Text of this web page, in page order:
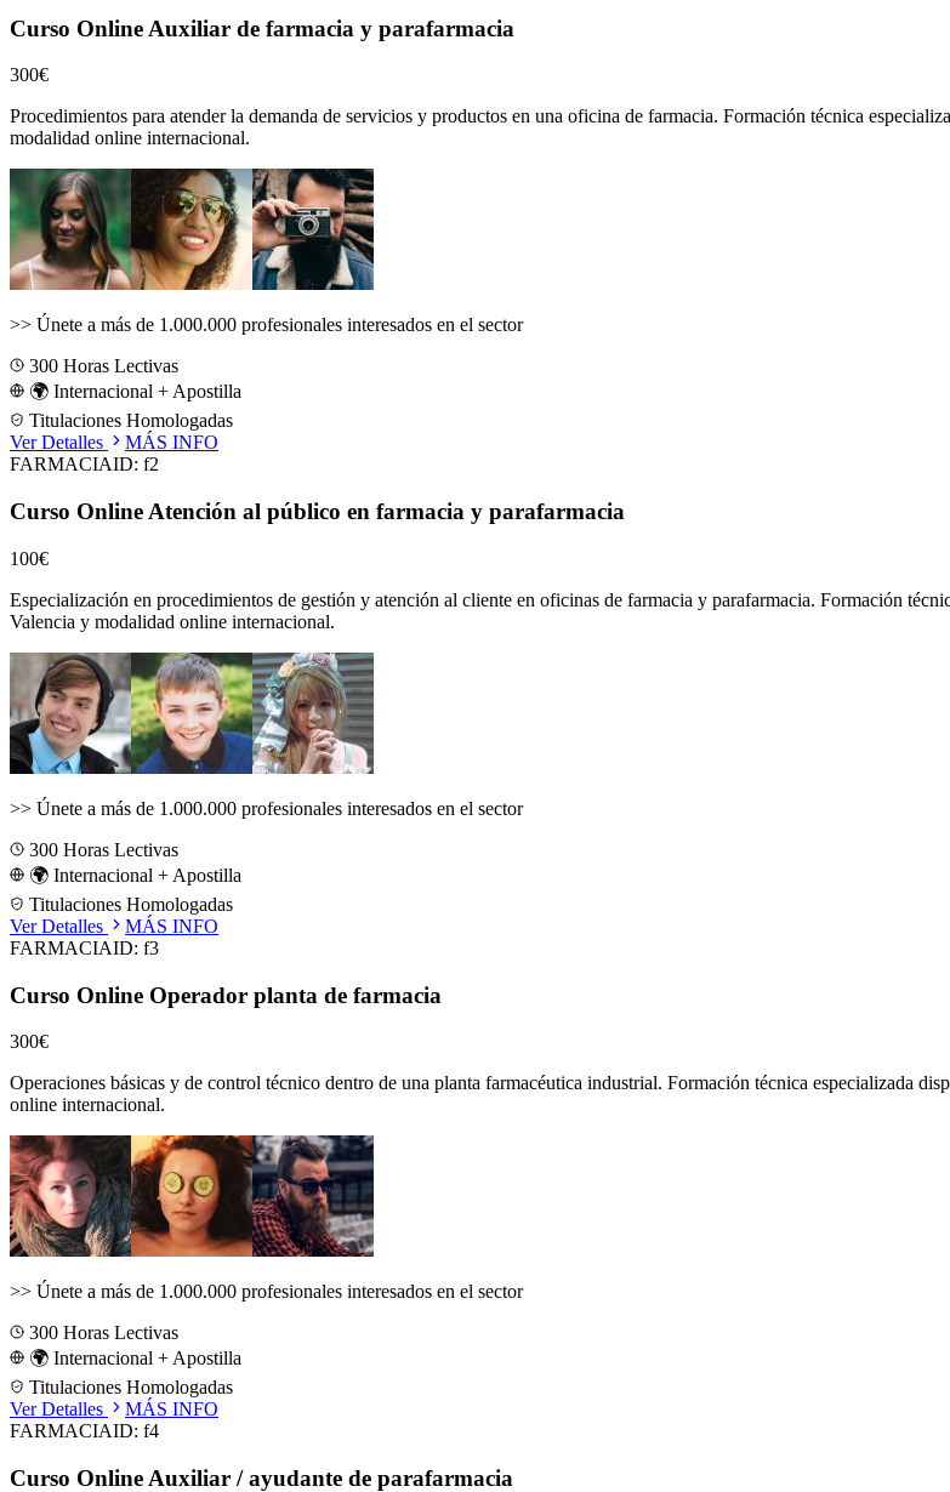
Curso Online Auxiliar de farmacia y parafarmacia
300€
Procedimientos para atender la demanda de servicios y productos en una oficina de farmacia. Formación técnica
modalidad online internacional.
>> Únete a más de 1.000.000 profesionales interesados en el sector
300 Horas Lectivas
🌍 Internacional + Apostilla
Titulaciones Homologadas
Ver Detalles
MÁS INFO
FARMACIAID: f2
Curso Online Atención al público en farmacia y parafarmacia
100€
Especialización en procedimientos de gestión y atención al cliente en oficinas de farmacia y parafarmacia. Formación
Valencia y modalidad online internacional.
>> Únete a más de 1.000.000 profesionales interesados en el sector
300 Horas Lectivas
🌍 Internacional + Apostilla
Titulaciones Homologadas
Ver Detalles
MÁS INFO
FARMACIAID: f3
Curso Online Operador planta de farmacia
300€
Operaciones básicas y de control técnico dentro de una planta farmacéutica industrial. Formación técnica especializada
online internacional.
>> Únete a más de 1.000.000 profesionales interesados en el sector
300 Horas Lectivas
🌍 Internacional + Apostilla
Titulaciones Homologadas
Ver Detalles
MÁS INFO
FARMACIAID: f4
Curso Online Auxiliar / ayudante de parafarmacia